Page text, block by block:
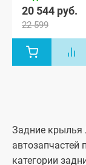
20 544 руб.
22 599
Задние крылья
автозапчастей
категории